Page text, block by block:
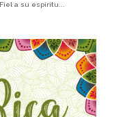
a su espíritu...